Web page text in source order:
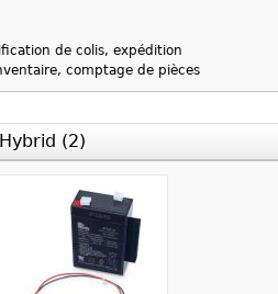
de colis, expédition
comptage de pièces
(2)